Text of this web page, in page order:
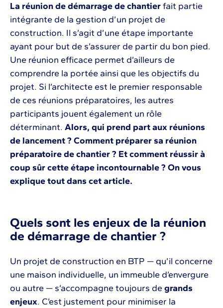
La réunion de démarrage de chantierfait partie
intégrante de la gestion d’un projet de
construction. Il s’agit d’une étape importante
ayant pour but de s’assurer de partir du bon pied.
Une réunion efficace permet d’ailleurs de
comprendre la portée ainsi que les objectifs du
projet. Si l’architecte est le premier responsable
de ces réunions préparatoires, les autres
participants jouent également un rôle
déterminant. Alors, qui prend part aux réunions
de lancement ? Comment préparer sa réunion
préparatoire de chantier ? Et comment réussir à
coup sûr cette étape incontournable ? On vous
explique tout dans cet article.
Quels sont les enjeux de la réunion
de démarrage de chantier ?
Un projet de construction en BTP — qu’il concerne
une maison individuelle, un immeuble d’envergure
ou autre — s’accompagne toujours de grands
enjeux. C’est justement pour minimiser la